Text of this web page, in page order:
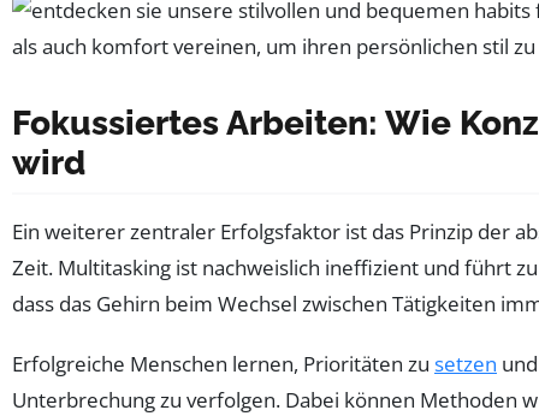
Fokussiertes Arbeiten: Wie
wird
Ein weiterer zentraler Erfolgsfaktor ist das Prinzip der
Zeit. Multitasking ist nachweislich ineffizient und führt
dass das Gehirn beim Wechsel zwischen Tätigkeiten
Erfolgreiche Menschen lernen, Prioritäten zu setzen
Unterbrechung zu verfolgen. Dabei können Methoden